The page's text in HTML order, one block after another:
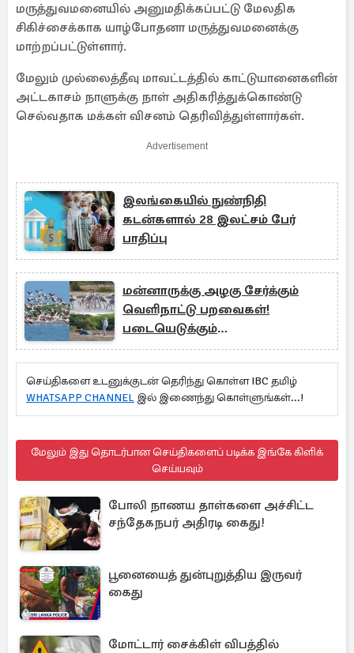
மருத்துவமனையில் அனுமதிக்கப்பட்டு மேலதிக
சிகிச்சைக்காக யாழ்போதனா மருத்துவமனைக்கு
மாற்றப்பட்டுள்ளார்.
மேலும் முல்லைத்தீவு மாவட்டத்தில் காட்டுயானைகளின்
அட்டகாசம் நாளுக்கு நாள் அதிகரித்துக்கொண்டு
செல்வதாக மக்கள் விசனம் தெரிவித்துள்ளார்கள்.
Advertisement
இலங்கையில் நுண்நிதி
கடன்களால் 28 இலட்சம் பேர்
பாதிப்பு
மன்னாருக்கு அழகு சேர்க்கும்
வெளிநாட்டு பறவைகள்!
படையெடுக்கும்
சுற்றுலாப்பயணிகள்
செய்திகளை உடனுக்குடன் தெரிந்து கொள்ள IBC தமிழ்
WHATSAPP CHANNEL இல் இணைந்து கொள்ளுங்கள்...!
மேலும் இது தொடர்பான செய்திகளைப் படிக்க இங்கே கிளிக்
செய்யவும்
போலி நாணய தாள்களை அச்சிட்ட
சந்தேகநபர் அதிரடி கைது!
பூனையைத் துன்புறுத்திய இருவர்
கைது
மோட்டார் சைக்கிள் விபத்தில்